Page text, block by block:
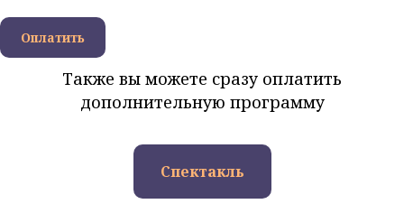
Оплатить
Также вы можете сразу оплатить
дополнительную программу
Спектакль